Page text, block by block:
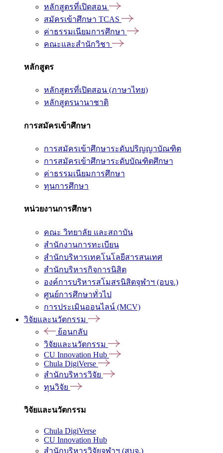
หลักสูตรที่เปิดสอน
สมัครเข้าศึกษา TCAS
ค่าธรรมเนียมการศึกษา
คณะและสำนักวิชา
หลักสูตร
หลักสูตรที่เปิดสอน (ภาษาไทย)
หลักสูตรนานาชาติ
การสมัครเข้าศึกษา
การสมัครเข้าศึกษาระดับปริญญาบัณฑิต
การสมัครเข้าศึกษาระดับบัณฑิตศึกษา
ค่าธรรมเนียมการศึกษา
ทุนการศึกษา
หน่วยงานการศึกษา
คณะ วิทยาลัย และสถาบัน
สำนักงานการทะเบียน
สำนักบริหารเทคโนโลยีสารสนเทศ
สำนักบริหารกิจการนิสิต
องค์การบริหารสโมสรนิสิตจุฬาฯ (อบจ.)
ศูนย์การศึกษาทั่วไป
การประเมินออนไลน์ (MCV)
วิจัยและนวัตกรรม
ย้อนกลับ
วิจัยและนวัตกรรม
CU Innovation Hub
Chula DigiVerse
สำนักบริหารวิจัย
ทุนวิจัย
วิจัยและนวัตกรรม
Chula DigiVerse
CU Innovation Hub
สำนักบริหารวิจัยจุฬาฯ (สบจ.)